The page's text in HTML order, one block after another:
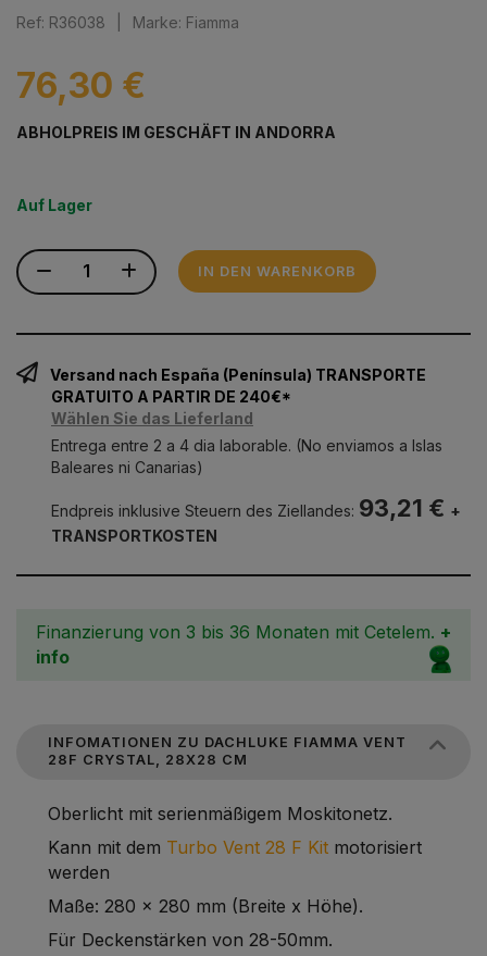
Ref: R36038 Marke: Fiamma
76,30 €
ABHOLPREIS IM GESCHÄFT IN ANDORRA
Auf Lager
IN DEN WARENKORB
Versand nach España (Península) TRANSPORTE
GRATUITO A PARTIR DE 240€*
Wählen Sie das Lieferland
Entrega entre 2 a 4 dia laborable. (No enviamos a Islas
Baleares ni Canarias)
Endpreis inklusive Steuern des Ziellandes: 93,21 € +
TRANSPORTKOSTEN
Finanzierung von 3 bis 36 Monaten mit Cetelem. +
info
INFOMATIONEN ZU DACHLUKE FIAMMA VENT
28F CRYSTAL, 28X28 CM
Oberlicht mit serienmäßigem Moskitonetz.
Kann mit dem Turbo Vent 28 F Kit motorisiert
werden
Maße: 280 x 280 mm (Breite x Höhe).
Für Deckenstärken von 28-50mm.